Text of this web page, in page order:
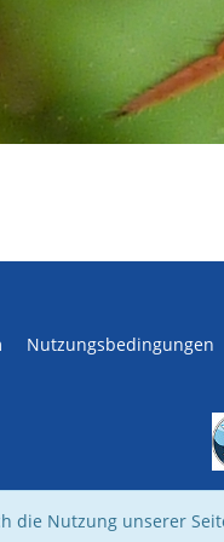
Nutzungsbedingungen
die Nutzung unserer